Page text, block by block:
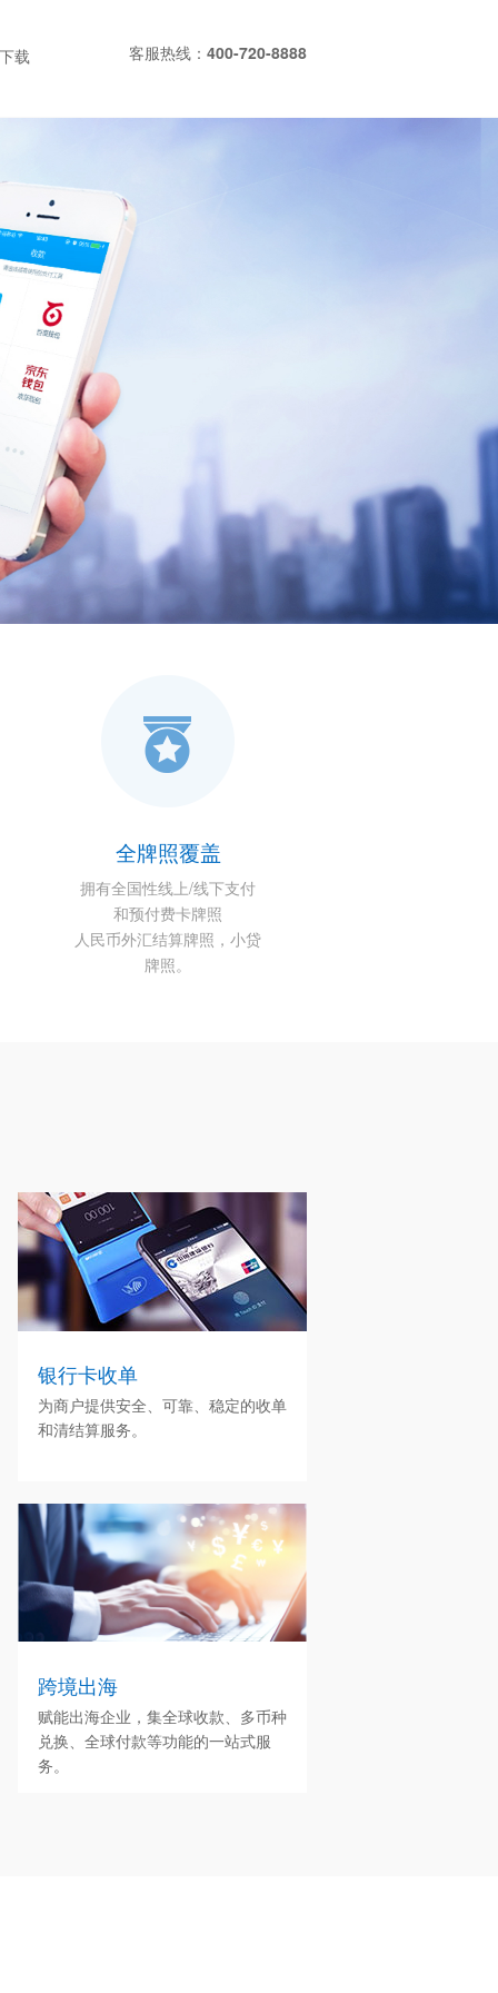
载 客服热线： 400-720-8888
全牌照覆盖
拥有全国性线上/线下支付
和预付费卡牌照
人民币外汇结算牌照，小贷
牌照。
银行卡收单
为商户提供安全、可靠、稳定的收单
和清结算服务。
跨境出海
赋能出海企业，集全球收款、多币种
兑换、全球付款等功能的一站式服
务。